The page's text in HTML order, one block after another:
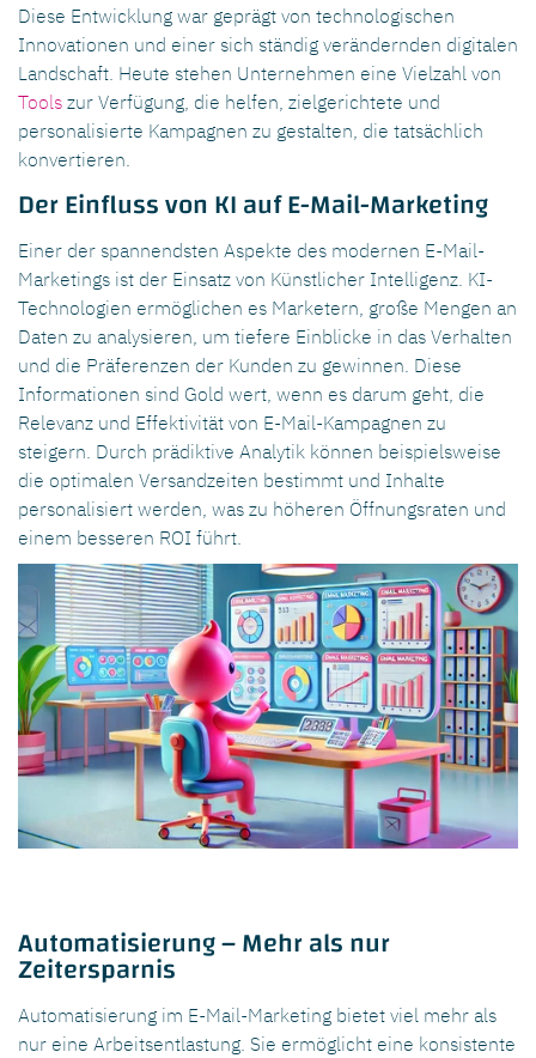
Diese Entwicklung war geprägt von technologischen
Innovationen und einer sich ständig verändernden digitalen
Landschaft. Heute stehen Unternehmen eine Vielzahl von
Tools zur Verfügung, die helfen, zielgerichtete und
personalisierte Kampagnen zu gestalten, die tatsächlich
konvertieren.
Der Einfluss von KI auf E-Mail-Marketing
Einer der spannendsten Aspekte des modernen E-Mail-
Marketings ist der Einsatz von Künstlicher Intelligenz. KI-
Technologien ermöglichen es Marketern, große Mengen an
Daten zu analysieren, um tiefere Einblicke in das Verhalten
und die Präferenzen der Kunden zu gewinnen. Diese
Informationen sind Gold wert, wenn es darum geht, die
Relevanz und Effektivität von E-Mail-Kampagnen zu
steigern. Durch prädiktive Analytik können beispielsweise
die optimalen Versandzeiten bestimmt und Inhalte
personalisiert werden, was zu höheren Öffnungsraten und
einem besseren ROI führt.
Automatisierung – Mehr als nur
Zeitersparnis
Automatisierung im E-Mail-Marketing bietet viel mehr als
nur eine Arbeitsentlastung. Sie ermöglicht eine konsistente